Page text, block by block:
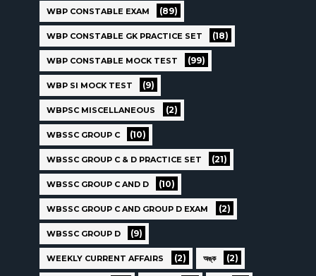
WBP CONSTABLE EXAM (89)
WBP CONSTABLE GK PRACTICE SET (18)
WBP CONSTABLE MOCK TEST (99)
WBP SI MOCK TEST (9)
WBPSC MISCELLANEOUS (2)
WBSSC GROUP C (10)
WBSSC GROUP C & D PRACTICE SET (21)
WBSSC GROUP C AND D (10)
WBSSC GROUP C AND GROUP D EXAM (2)
WBSSC GROUP D (9)
WEEKLY CURRENT AFFAIRS (2) অঙ্ক (2)